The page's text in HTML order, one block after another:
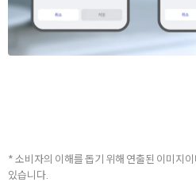
* 소비자의 이해를 돕기 위해 연출된 이미지
있습니다.